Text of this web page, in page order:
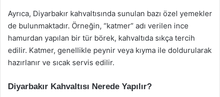
Ayrıca, Diyarbakır kahvaltısında sunulan bazı özel yemekler
de bulunmaktadır. Örneğin, “katmer” adı verilen ince
hamurdan yapılan bir tür börek, kahvaltıda sıkça tercih
edilir. Katmer, genellikle peynir veya kıyma ile doldurularak
hazırlanır ve sıcak servis edilir.
Diyarbakır Kahvaltısı Nerede Yapılır?